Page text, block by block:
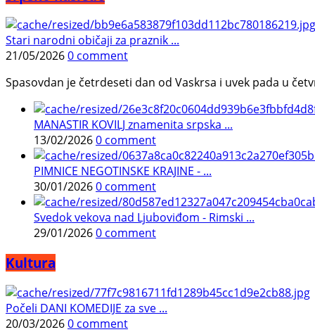
Stari narodni običaji za praznik ...
21/05/20260 comment
Spasovdan je četrdeseti dan od Vaskrsa i uvek pada u
MANASTIR KOVILJ znamenita srpska ...
13/02/20260 comment
PIMNICE NEGOTINSKE KRAJINE - ...
30/01/20260 comment
Svedok vekova nad Ljuboviđom - Rimski ...
29/01/20260 comment
Kultura
Počeli DANI KOMEDIJE za sve ...
20/03/20260 comment